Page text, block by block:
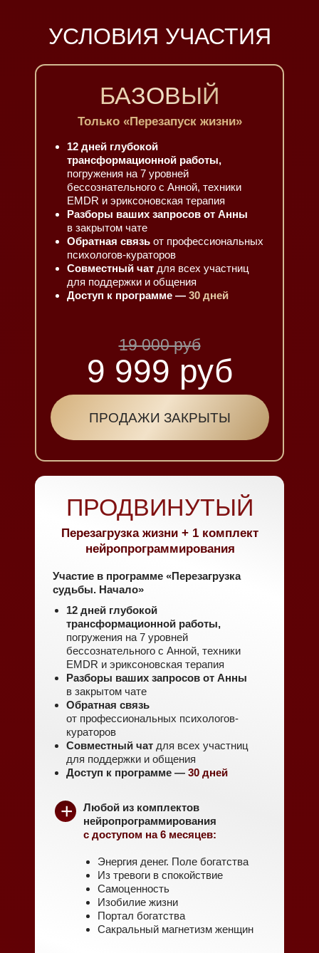
12 дней глубокой
трансформационной работы,
погружения на 7 уровней
бессознательного с Анной, техники
EMDR и эриксоновская терапия
Разборы ваших запросов от Анны
в закрытом чате
Обратная связь от профессиональных
психологов-кураторов
Совместный чат для всех участниц
для поддержки и общения
Доступ к программе — 30 дней
9 999 руб
19 000 руб
БАЗОВЫЙ
УСЛОВИЯ УЧАСТИЯ
ПРОДАЖИ ЗАКРЫТЫ
Только «Перезапуск жизни»
Участие в программе «Перезагрузка
судьбы. Начало»
Любой из комплектов
нейропрограммирования
с доступом на 6 месяцев:
Энергия денег. Поле богатства
Из тревоги в спокойствие
Самоценность
Изобилие жизни
Портал богатства
Сакральный магнетизм женщин
12 дней глубокой
трансформационной работы,
погружения на 7 уровней
бессознательного с Анной, техники
EMDR и эриксоновская терапия
Разборы ваших запросов от Анны
в закрытом чате
Обратная связь
от профессиональных психологов-
кураторов
Совместный чат для всех участниц
для поддержки и общения
Доступ к программе — 30 дней
ПРОДВИНУТЫЙ
Перезагрузка жизни + 1 комплект
нейропрограммирования
+